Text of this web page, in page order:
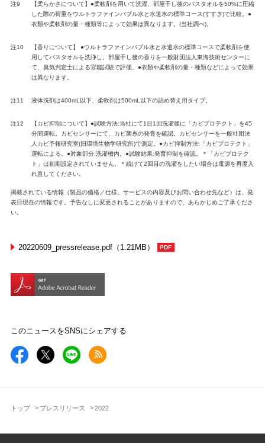
トップ プレスリリース 2022
注9
【柔らかさについて】●柔軟剤を用いて洗濯、部屋⼲し後のバスタオルを50%に圧縮
した際の荷重をウルトラファインバブル⽔と⽔道⽔の標準コース(すすぎ)で⽐較。●
⾐類や柔軟剤の量・種類等によって効果は異なります。(当社調べ)。
注10
【香りについて】 ●ウルトラファインバブル⽔と⽔道⽔の標準コースで柔軟剤を使
⽤してバスタオルを洗浄し、部屋⼲し後の⾹りを一般財団法人東海技術センターに
て、臭気判定士による官能試験で評価。●⾐類や柔軟剤の量・種類などによって効果
は異なります。
注11 液体洗剤は400mL以下、柔軟剤は500mL以下の詰め替え用タイプ。
注12
【カビ抑制について】●試験方法:当社にて1日1回洗濯後に「カビプロテクト」を45
分間運転。カビセンサーにて、カビ菌糸の発育を確認。カビセンサーを一般社団法
人カビ予報研究室(旧環境生物学研究所)で測定。●カビ抑制方法:「カビプロテクト」
運転による。●対象部分:洗濯槽内。●試験結果:発育抑制を確認。＊「カビプロテク
ト」は初期設定されていません。＊続けて2回目の洗濯をしたい場合は電源を再度入
れ直してください。
掲載されている情報（製品の価格／仕様、サービスの内容及びお問い合わせ先など）は、発
表日現在の情報です。予告なしに変更されることがありますので、あらかじめご了承くださ
い。
20220609_pressrelease.pdf（1.21MB）
このニュースをSNSにシェアする